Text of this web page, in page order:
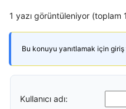
1 yazı görüntüleniyor (toplam
Bu konuyu yanıtlamak için giriş
Kullanıcı adı: